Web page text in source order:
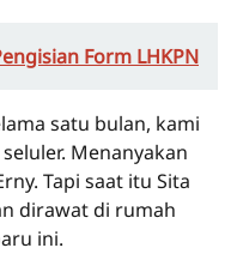
Form LHKPN
satu bulan, kami
Menanyakan
Tapi saat itu Sita
dirawat di rumah
ini.